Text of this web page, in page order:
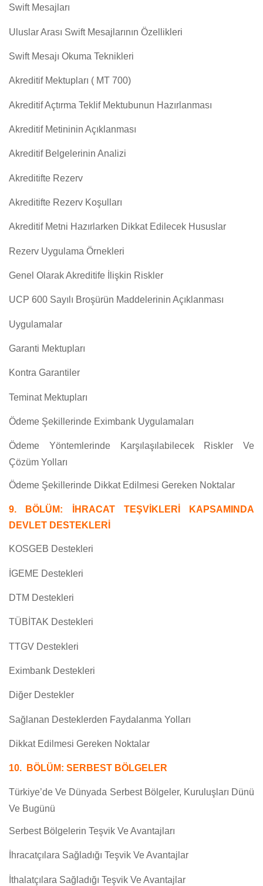
Swift Mesajları
Uluslar Arası Swift Mesajlarının Özellikleri
Swift Mesajı Okuma Teknikleri
Akreditif Mektupları ( MT 700)
Akreditif Açtırma Teklif Mektubunun Hazırlanması
Akreditif Metininin Açıklanması
Akreditif Belgelerinin Analizi
Akreditifte Rezerv
Akreditifte Rezerv Koşulları
Akreditif Metni Hazırlarken Dikkat Edilecek Hususlar
Rezerv Uygulama Örnekleri
Genel Olarak Akreditife İlişkin Riskler
UCP 600 Sayılı Broşürün Maddelerinin Açıklanması
Uygulamalar
Garanti Mektupları
Kontra Garantiler
Teminat Mektupları
Ödeme Şekillerinde Eximbank Uygulamaları
Ödeme Yöntemlerinde Karşılaşılabilecek Riskler Ve
Çözüm Yolları
Ödeme Şekillerinde Dikkat Edilmesi Gereken Noktalar
9. BÖLÜM: İHRACAT TEŞVİKLERİ KAPSAMINDA
DEVLET DESTEKLERİ
KOSGEB Destekleri
İGEME Destekleri
DTM Destekleri
TÜBİTAK Destekleri
TTGV Destekleri
Eximbank Destekleri
Diğer Destekler
Sağlanan Desteklerden Faydalanma Yolları
Dikkat Edilmesi Gereken Noktalar
10. BÖLÜM: SERBEST BÖLGELER
Türkiye’de Ve Dünyada Serbest Bölgeler, Kuruluşları Dünü
Ve Bugünü
Serbest Bölgelerin Teşvik Ve Avantajları
İhracatçılara Sağladığı Teşvik Ve Avantajlar
İthalatçılara Sağladığı Teşvik Ve Avantajlar